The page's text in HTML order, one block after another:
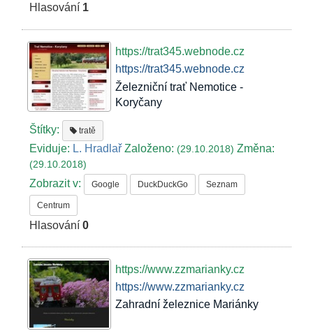
Hlasování 1
https://trat345.webnode.cz
https://trat345.webnode.cz
Železniční trať Nemotice -
Koryčany
Štítky: tratě
Eviduje: L. Hradlař Založeno:(29.10.2018)Změna:
(29.10.2018)
Zobrazit v: Google DuckDuckGo Seznam
Centrum
Hlasování0
https://www.zzmarianky.cz
https://www.zzmarianky.cz
Zahradní železnice Mariánky